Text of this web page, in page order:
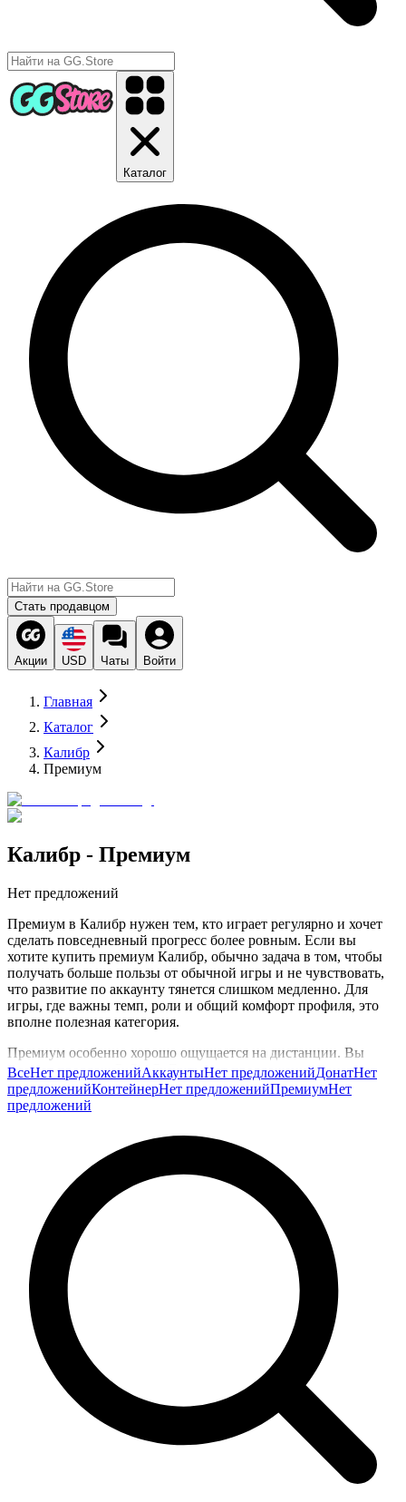
Каталог
Стать продавцом
Акции USD Чаты Войти
Главная
Каталог
Калибр
Премиум
Калибр - Премиум
Нет предложений
Премиум в Калибр нужен тем, кто играет регулярно и хочет
сделать повседневный прогресс более ровным. Если вы
хотите купить премиум Калибр, обычно задача в том, чтобы
получать больше пользы от обычной игры и не чувствовать,
что развитие по аккаунту тянется слишком медленно. Для
игры, где важны темп, роли и общий комфорт профиля, это
вполне полезная категория.
Премиум особенно хорошо ощущается на дистанции. Вы
просто играете в PvP и PvE, закрываете активности,
двигаетесь по аккаунту и получаете более стабильную отдачу
от того времени, которое уже вкладываете в игру. Это полезно
тем, кто хочет меньше упираться в долгую рутину и
спокойнее двигаться по своему игровому плану.
Такую категорию обычно выбирают, когда хочется сделать
прогресс стабильнее и не терять часть возможностей на
длинной дистанции. На GG.Store предложения размещают
сами игроки, поэтому здесь удобно подобрать вариант под
свой темп игры.
ВсеНет предложенийАккаунтыНет предложенийДонатНет
предложенийКонтейнерНет предложенийПремиумНет
предложений